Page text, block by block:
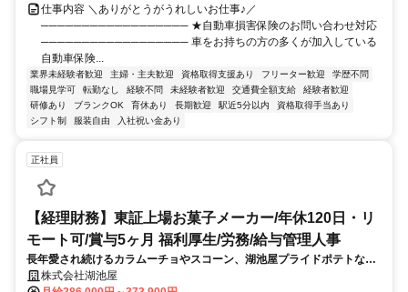
仕事内容 ＼ありがとうがうれしいお仕事♪／
────────────────── ★自動車損害保険のお問い合わせ対応
────────────────── 車をお持ちの方の多くが加入している
自動車保険...
業界未経験者歓迎 主婦・主夫歓迎 資格取得支援あり フリーター歓迎
学歴不問
職場見学可
転勤なし 経験不問 未経験者歓迎 交通費全額支給
経験者歓迎
研修あり
ブランクOK 育休あり 長期歓迎 駅近5分以内
資格取得手当あり
シフト制
服装自由 入社祝い金あり
正社員
【経理財務】東証上場お菓子メーカー/年休120日・リ
モート可/賞与5ヶ月 福利厚生/労務/給与管理人事
長年愛され続けるカラムーチョやスコーン、湖池屋プライドポテトなど
の人気スナック製品の製造・販売を行う当社にて、経理財務業務をお任
株式会社湖池屋